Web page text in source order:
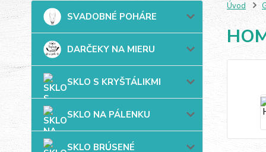
SVADOBNÉ POHÁRE
DARČEKY NA MIERU
SKLO S KRYŠTÁLIKMI
SKLO NA PÁLENKU
SKLO BRÚSENÉ
Úvod